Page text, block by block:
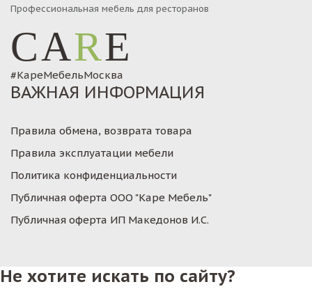
Профессиональная мебель для ресторанов
CARE
#КареМебельМосква
ВАЖНАЯ ИНФОРМАЦИЯ
Правила обмена, возврата товара
Правила эксплуатации мебели
Политика конфиденциальности
Публичная оферта ООО "Каре Мебель"
Публичная оферта ИП Македонов И.С.
Не хотите искать по сайту?